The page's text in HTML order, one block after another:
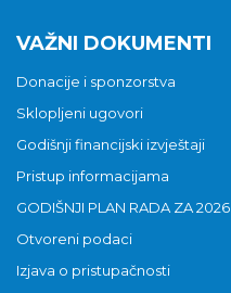
VAŽNI DOKUMENTI
Donacije i sponzorstva
Sklopljeni ugovori
Godišnji financijski izvještaji
Pristup informacijama
GODIŠNJI PLAN RADA ZA 2026
Otvoreni podaci
Izjava o pristupačnosti